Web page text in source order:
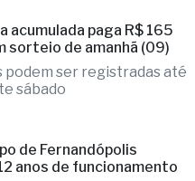
acumulada paga R$ 165
sorteio de amanhã (09)
podem ser registradas até
sábado
de Fernandópolis
anos de funcionamento